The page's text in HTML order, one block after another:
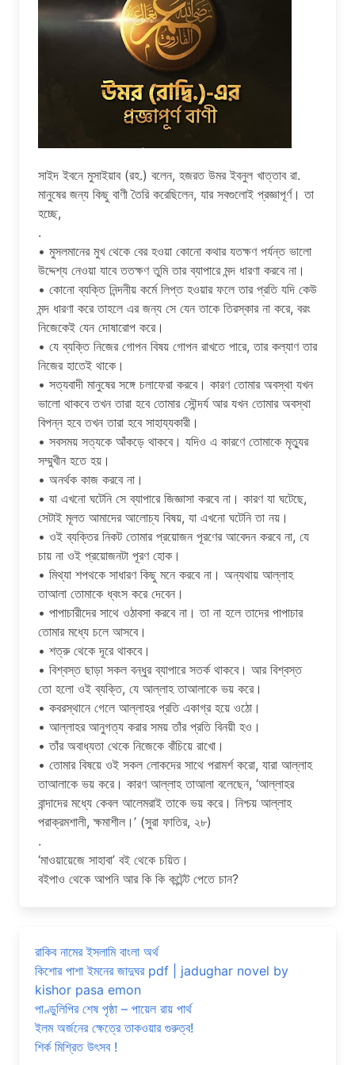
সাইদ ইবনে মুসাইয়াব (রহ.) বলেন, হজরত উমর ইবনুল খাত্তাব রা.
মানুষের জন্য কিছু বাণী তৈরি করেছিলেন, যার সবগুলোই প্রজ্ঞাপূর্ণ। তা
হচ্ছে,
.
• মুসলমানের মুখ থেকে বের হওয়া কোনো কথার যতক্ষণ পর্যন্ত ভালো
উদ্দেশ্য নেওয়া যাবে ততক্ষণ তুমি তার ব্যাপারে মন্দ ধারণা করবে না।
• কোনো ব্যক্তি নিন্দনীয় কর্মে লিপ্ত হওয়ার ফলে তার প্রতি যদি কেউ
মন্দ ধারণা করে তাহলে এর জন্য সে যেন তাকে তিরস্কার না করে, বরং
নিজেকেই যেন দোষারোপ করে।
• যে ব্যক্তি নিজের গোপন বিষয় গোপন রাখতে পারে, তার কল্যাণ তার
নিজের হাতেই থাকে।
• সত্যবাদী মানুষের সঙ্গে চলাফেরা করবে। কারণ তোমার অবস্থা যখন
ভালো থাকবে তখন তারা হবে তোমার সৌন্দর্য আর যখন তোমার অবস্থা
বিপন্ন হবে তখন তারা হবে সাহায্যকারী।
• সবসময় সত্যকে আঁকড়ে থাকবে। যদিও এ কারণে তোমাকে মৃত্যুর
সম্মুখীন হতে হয়।
• অনর্থক কাজ করবে না।
• যা এখনো ঘটেনি সে ব্যাপারে জিজ্ঞাসা করবে না। কারণ যা ঘটেছে,
সেটাই মূলত আমাদের আলোচ্য বিষয়, যা এখনো ঘটেনি তা নয়।
• ওই ব্যক্তির নিকট তোমার প্রয়োজন পূরণের আবেদন করবে না, যে
চায় না ওই প্রয়োজনটা পূরণ হোক।
• মিথ্যা শপথকে সাধারণ কিছু মনে করবে না। অন্যথায় আল্লাহ
তাআলা তোমাকে ধ্বংস করে দেবেন।
• পাপাচারীদের সাথে ওঠাবসা করবে না। তা না হলে তাদের পাপাচার
তোমার মধ্যে চলে আসবে।
• শত্রু থেকে দূরে থাকবে।
• বিশ্বস্ত ছাড়া সকল বন্ধুর ব্যাপারে সতর্ক থাকবে। আর বিশ্বস্ত
তো হলো ওই ব্যক্তি, যে আল্লাহ তাআলাকে ভয় করে।
• কবরস্থানে গেলে আল্লাহর প্রতি একাগ্র হয়ে ওঠো।
• আল্লাহর আনুগত্য করার সময় তাঁর প্রতি বিনয়ী হও।
• তাঁর অবাধ্যতা থেকে নিজেকে বাঁচিয়ে রাখো।
• তোমার বিষয়ে ওই সকল লোকদের সাথে পরামর্শ করো, যারা আল্লাহ
তাআলাকে ভয় করে। কারণ আল্লাহ তাআলা বলেছেন, ‘আল্লাহর
বান্দাদের মধ্যে কেবল আলেমরাই তাকে ভয় করে। নিশ্চয় আল্লাহ
পরাক্রমশালী, ক্ষমাশীল।’ (সুরা ফাতির, ২৮)
.
‘মাওয়ায়েজে সাহাবা’ বই থেকে চয়িত।
বইপাও থেকে আপনি আর কি কি কন্টেন্ট পেতে চান?
রাকিব নামের ইসলামি বাংলা অর্থ
কিশোর পাশা ইমনের জাদুঘর pdf | jadughar novel by
kishor pasa emon
পাণ্ডুলিপির শেষ পৃষ্ঠা – পায়েল রায় পার্থ
ইলম অর্জনের ক্ষেত্রে তাকওয়ার গুরুত্ব!
শির্ক মিশ্রিত উৎসব !